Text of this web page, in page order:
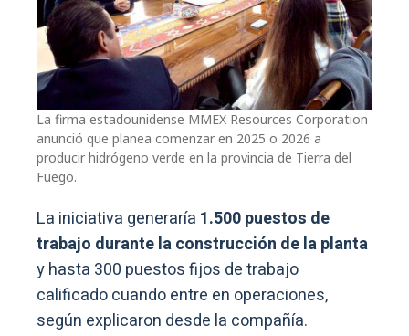
La firma estadounidense MMEX Resources Corporation
anunció que planea comenzar en 2025 o 2026 a
producir hidrógeno verde en la provincia de Tierra del
Fuego.
La iniciativa generaría 1.500 puestos de
trabajo durante la construcción de la planta
y hasta 300 puestos fijos de trabajo
calificado cuando entre en operaciones,
según explicaron desde la compañía.